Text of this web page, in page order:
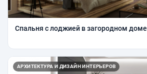
Спальня с лоджией в загородном доме
АРХИТЕКТУРА И ДИЗАЙН ИНТЕРЬЕРОВ